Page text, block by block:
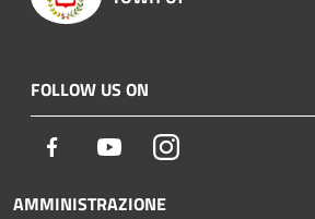
FOLLOW US ON
Facebook YoutubeInstagram
AMMINISTRAZIONE